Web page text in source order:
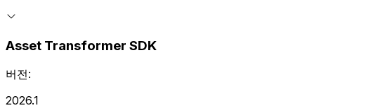
Asset Transformer SDK
버전:
2026.1